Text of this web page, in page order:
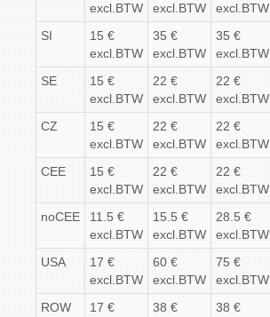
excl.BTW
excl.BTW
excl.BTW
SI
15 €
excl.BTW
35 €
excl.BTW
35 €
excl.BTW
SE
15 €
excl.BTW
22 €
excl.BTW
22 €
excl.BTW
CZ
15 €
excl.BTW
22 €
excl.BTW
22 €
excl.BTW
CEE
15 €
excl.BTW
22 €
excl.BTW
22 €
excl.BTW
noCEE
11.5 €
excl.BTW
15.5 €
excl.BTW
28.5 €
excl.BTW
USA
17 €
excl.BTW
60 €
excl.BTW
75 €
excl.BTW
ROW
17 €
38 €
38 €